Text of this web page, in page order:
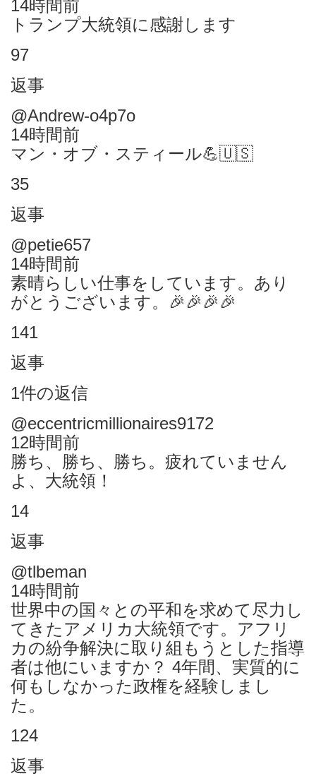
14時間前
トランプ大統領に感謝します
97
返事
@Andrew-o4p7o
14時間前
マン・オブ・スティール💪🇺🇸
35
返事
@petie657
14時間前
素晴らしい仕事をしています。あり
がとうございます。🎉🎉🎉🎉
141
返事
1件の返信
@eccentricmillionaires9172
12時間前
勝ち、勝ち、勝ち。疲れていません
よ、大統領！
14
返事
@tlbeman
14時間前
世界中の国々との平和を求めて尽力し
てきたアメリカ大統領で​​す。アフリ
カの紛争解決に取り組もうとした指導
者は他にいますか？ 4年間、実質的に
何もしなかった政権を経験しまし
た。
124
返事